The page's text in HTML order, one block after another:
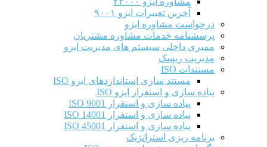
آخرین تغییرات ایزو ۹۰۰۱
درخواست مشاوره ایزو
پرسشنامه خدمات مشاوره مشتریان
ممیزی داخلی سیستم های مدیریت ایزو
مدیریت ریسک
مستندات ISO
مستند سازی استانداردهای ایزو ISO
پیاده سازی و استقرار ایزو ISO
پیاده سازی و استقرار ISO 9001​
پیاده سازی و استقرار ISO 14001
پیاده سازی و استقرار ISO 45001
برنامه ریزی استراتژیک